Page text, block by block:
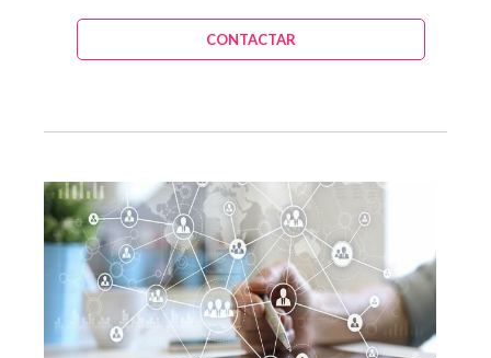
CONTACTAR